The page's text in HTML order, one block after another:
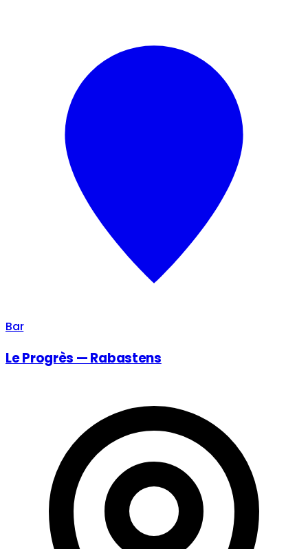
Bar
Le Progrès — Rabastens